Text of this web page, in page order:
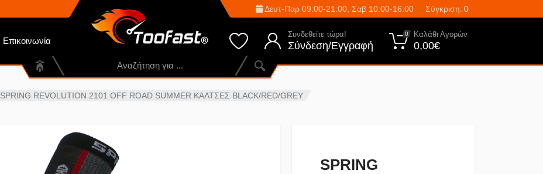
Δευτ-Παρ 09:00-21:00, Σαβ 10:00-16:00 Σύγκριση: 0
Επικοινωνία
Συνδεθείτε τώρα!
Σύνδεση/Εγγραφή
0 Καλάθι Αγορών
0,00€
SPRING REVOLUTION 2101 OFF ROAD SUMMER ΚΑΛΤΣΕΣ BLACK/RED/GREY
SPRING